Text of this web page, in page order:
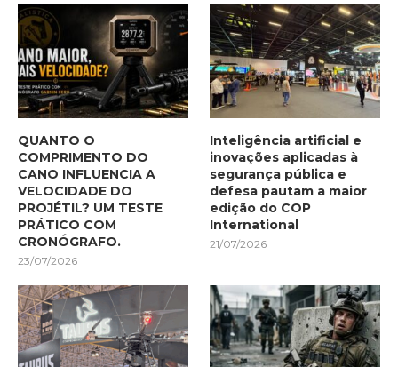
QUANTO O
COMPRIMENTO DO
CANO INFLUENCIA A
VELOCIDADE DO
PROJÉTIL? UM TESTE
PRÁTICO COM
CRONÓGRAFO.
23/07/2026
Inteligência artificial e
inovações aplicadas à
segurança pública e
defesa pautam a maior
edição do COP
International
21/07/2026